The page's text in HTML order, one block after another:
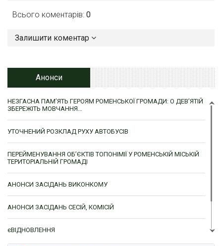
Всього коментарів: 0
Залишити коментар
Анонси
НЕЗГАСНА ПАМ’ЯТЬ ГЕРОЯМ РОМЕНСЬКОЇ ГРОМАДИ: О ДЕВ’ЯТІЙ
ЗБЕРЕЖІТЬ МОВЧАННЯ…
УТОЧНЕНИЙ РОЗКЛАД РУХУ АВТОБУСІВ
ПЕРЕЙМЕНУВАННЯ ОБ’ЄКТІВ ТОПОНІМІЇ У РОМЕНСЬКІЙ МІСЬКІЙ
ТЕРИТОРІАЛЬНІЙ ГРОМАДІ
АНОНСИ ЗАСІДАНЬ ВИКОНКОМУ
АНОНСИ ЗАСІДАНЬ СЕСІЙ, КОМІСІЙ
єВІДНОВЛЕННЯ